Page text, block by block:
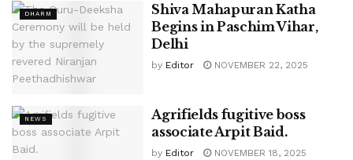
DHARM
Shiva Mahapuran Katha
Begins in Paschim Vihar,
Delhi
by Editor NOVEMBER 22, 2025
NEWS
Agrifields fugitive boss
associate Arpit Baid.
by Editor NOVEMBER 18, 2025